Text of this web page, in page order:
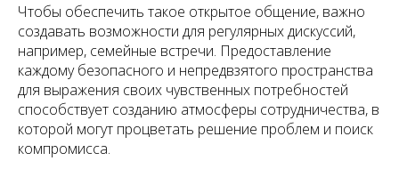
Чтобы обеспечить такое открытое общение, важно
создавать возможности для регулярных дискуссий,
например, семейные встречи. Предоставление
каждому безопасного и непредвзятого пространства
для выражения своих чувственных потребностей
способствует созданию атмосферы сотрудничества, в
которой могут процветать решение проблем и поиск
компромисса.